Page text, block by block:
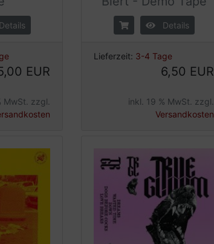
EUR
MwSt. zzgl.
Details
Lieferzeit: 3-4 Tage
6,50 EUR
inkl. 19 % MwSt. zzgl.
Versandkosten